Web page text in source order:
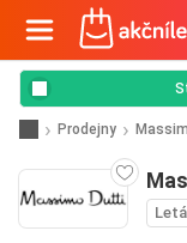
Prodejny